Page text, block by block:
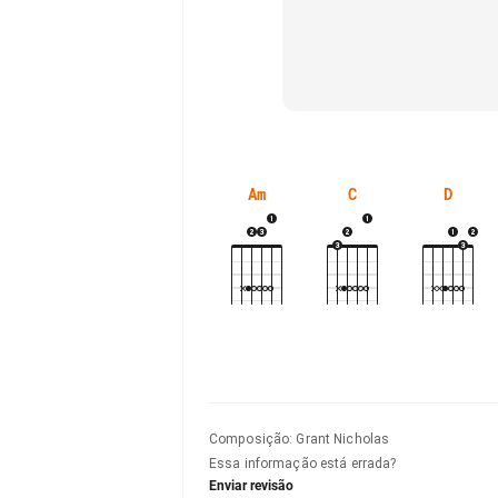
Am C D
Composição: Grant Nicholas
Essa informação está errada?
Enviar revisão